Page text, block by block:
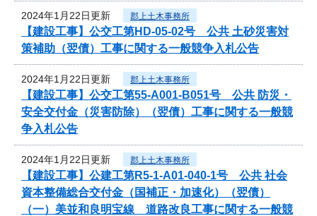
2024年1月22日更新 郡上土木事務所
【建設工事】公交工第HD-05-02号 公共 土砂災害対
策補助（翌債）工事に関する一般競争入札公告
2024年1月22日更新 郡上土木事務所
【建設工事】公交工第55-A001-B051号 公共 防災・
安全交付金（災害防除）（翌債）工事に関する一般競
争入札公告
2024年1月22日更新 郡上土木事務所
【建設工事】公建工第R5-1-A01-040-1号 公共 社会
資本整備総合交付金（国補正・加速化）（翌債）
（一）美並和良明宝線 道路改良工事に関する一般競